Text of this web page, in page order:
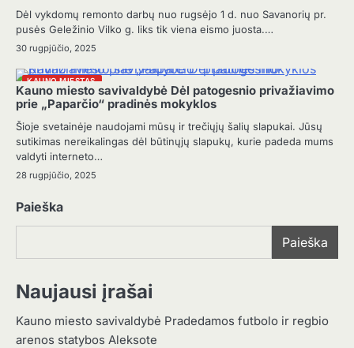
Dėl vykdomų remonto darbų nuo rugsėjo 1 d. nuo Savanorių pr.
pusės Geležinio Vilko g. liks tik viena eismo juosta.…
30 rugpjūčio, 2025
KAUNO MIESTAS
Kauno miesto savivaldybė Dėl patogesnio privažiavimo
prie „Paparčio“ pradinės mokyklos
Šioje svetainėje naudojami mūsų ir trečiųjų šalių slapukai. Jūsų
sutikimas nereikalingas dėl būtinųjų slapukų, kurie padeda mums
valdyti interneto…
28 rugpjūčio, 2025
Paieška
Paieška
Naujausi įrašai
Kauno miesto savivaldybė Pradedamos futbolo ir regbio
arenos statybos Aleksote